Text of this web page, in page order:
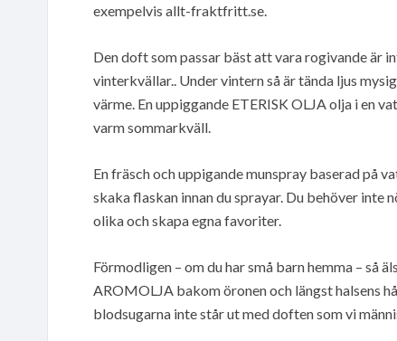
exempelvis allt-fraktfritt.se.
Den doft som passar bäst att vara rogivande är
vinterkvällar.. Under vintern så är tända ljus
värme. En uppiggande ETERISK OLJA olja i en
varm sommarkväll.
En fräsch och uppigande munspray baserad på
skaka flaskan innan du sprayar. Du behöver inte
olika och skapa egna favoriter.
Förmodligen – om du har små barn hemma –
AROMOLJA bakom öronen och längst halsens
blodsugarna inte står ut med doften som vi